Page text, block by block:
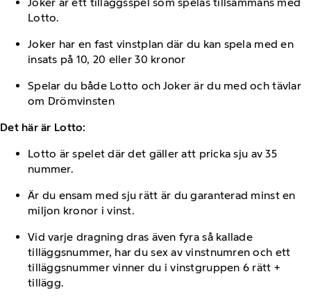
Lotto.
Joker har en fast vinstplan där du kan spela med en
insats på 10, 20 eller 30 kronor
Spelar du både Lotto och Joker är du med och tävlar
om Drömvinsten
Det här är Lotto:
Lotto är spelet där det gäller att pricka sju av 35
nummer.
Är du ensam med sju rätt är du garanterad minst en
miljon kronor i vinst.
Vid varje dragning dras även fyra så kallade
tilläggsnummer, har du sex av vinstnumren och ett
tilläggsnummer vinner du i vinstgruppen 6 rätt +
tillägg.